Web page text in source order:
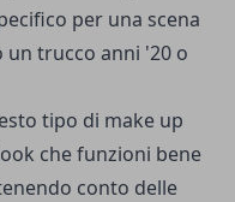
per una scena
un trucco anni '20 o
tipo di make up
che funzioni bene
conto delle